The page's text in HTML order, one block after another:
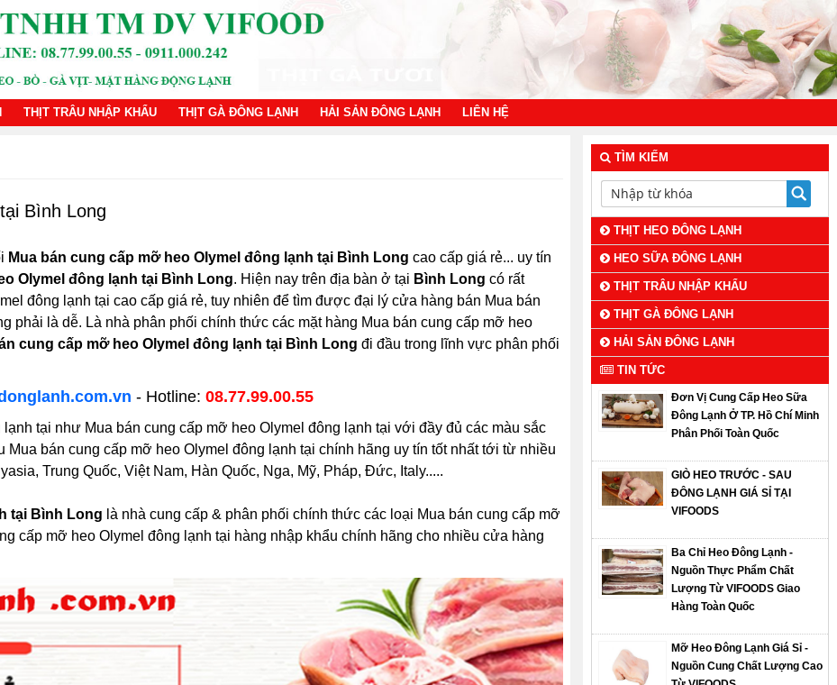
THỊT TRÂU NHẬP KHẨU THỊT GÀ ĐÔNG LẠNH HẢI SẢN ĐÔNG LẠNH LIÊN HỆ
Bình Long
Mua bán cung cấp mỡ heo Olymel đông lạnh tại Bình Long cao cấp giá rẻ... uy tín
Olymel đông lạnh tại Bình Long. Hiện nay trên địa bàn ở tại Bình Long có rất
đông lạnh tại cao cấp giá rẻ, tuy nhiên để tìm được đại lý cửa hàng bán Mua bán
phải là dễ. Là nhà phân phối chính thức các mặt hàng Mua bán cung cấp mỡ heo
cung cấp mỡ heo Olymel đông lạnh tại Bình Long đi đầu trong lĩnh vực phân phối
- Hotline: 08.77.99.00.55
tại như Mua bán cung cấp mỡ heo Olymel đông lạnh tại với đầy đủ các màu sắc
bán cung cấp mỡ heo Olymel đông lạnh tại chính hãng uy tín tốt nhất tới từ nhiều
Trung Quốc, Việt Nam, Hàn Quốc, Nga, Mỹ, Pháp, Đức, Italy.....
tại Bình Long là nhà cung cấp & phân phối chính thức các loại Mua bán cung cấp mỡ
cấp mỡ heo Olymel đông lạnh tại hàng nhập khẩu chính hãng cho nhiều cửa hàng
TÌM KIẾM
THỊT HEO ĐÔNG LẠNH
HEO SỮA ĐÔNG LẠNH
THỊT TRÂU NHẬP KHẨU
THỊT GÀ ĐÔNG LẠNH
HẢI SẢN ĐÔNG LẠNH
TIN TỨC
Đơn Vị Cung Cấp Heo Sữa
Đông Lạnh Ở TP. Hồ Chí Minh
Phân Phối Toàn Quốc
GIÒ HEO TRƯỚC - SAU
ĐÔNG LẠNH GIÁ SỈ TẠI
VIFOODS
Ba Chỉ Heo Đông Lạnh -
Nguồn Thực Phẩm Chất
Lượng Từ VIFOODS Giao
Hàng Toàn Quốc
Mỡ Heo Đông Lạnh Giá Sỉ -
Nguồn Cung Chất Lượng Cao